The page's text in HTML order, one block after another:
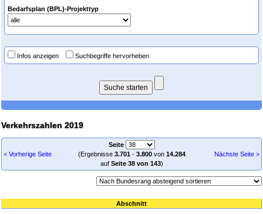
Bedarfsplan (BPL)-Projekttyp
Infos anzeigen Suchbegriffe hervorheben
Verkehrszahlen 2019
< Vorherige Seite
Seite
(Ergebnisse 3.701- 3.800von 14.284
auf Seite 38 von 143)
Nächste Seite >
Abschnitt